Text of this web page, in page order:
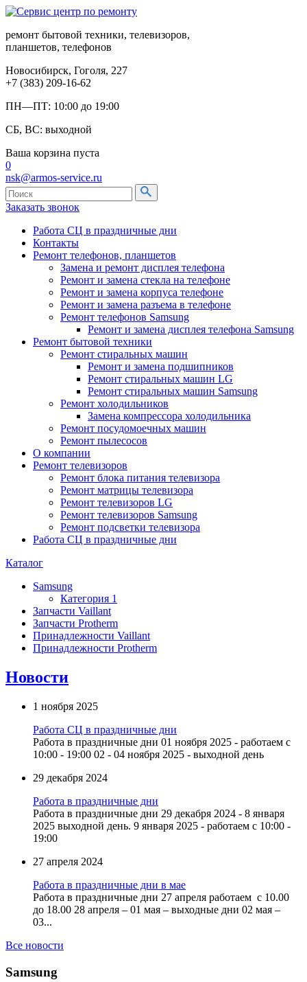
ремонт бытовой техники, телевизоров,
планшетов, телефонов
Новосибирск, Гоголя, 227
+7 (383) 209-16-62
ПН—ПТ: 10:00 до 19:00
СБ, ВС: выходной
Ваша корзина пуста
0
nsk@armos-service.ru
Заказать звонок
Работа СЦ в праздничные дни
Контакты
Ремонт телефонов, планшетов
Замена и ремонт дисплея телефона
Ремонт и замена стекла на телефоне
Ремонт и замена корпуса телефоне
Ремонт и замена разъема в телефоне
Ремонт телефонов Samsung
Ремонт и замена дисплея телефона Samsung
Ремонт бытовой техники
Ремонт стиральных машин
Ремонт и замена подшипников
Ремонт стиральных машин LG
Ремонт стиральных машин Samsung
Ремонт холодильников
Замена компрессора холодильника
Ремонт посудомоечных машин
Ремонт пылесосов
О компании
Ремонт телевизоров
Ремонт блока питания телевизора
Ремонт матрицы телевизора
Ремонт телевизоров LG
Ремонт телевизоров Samsung
Ремонт подсветки телевизора
Работа СЦ в праздничные дни
Каталог
Samsung
Категория 1
Запчасти Vaillant
Запчасти Protherm
Принадлежности Vaillant
Принадлежности Protherm
Новости
1 ноября 2025
Работа СЦ в праздничные дни
Работа в праздничные дни 01 ноября 2025 - работаем с
10:00 - 19:00 02 - 04 ноября 2025 - выходной день
29 декабря 2024
Работа в праздничные дни
Работа в праздничные дни 29 декабря 2024 - 8 января
2025 выходной день. 9 января 2025 - работаем с 10:00 -
19:00
27 апреля 2024
Работа в праздничные дни в мае
Работа в праздничные дни 27 апреля работаем с 10.00
до 18.00 28 апреля – 01 мая – выходные дни 02 мая –
03...
Все новости
Samsung